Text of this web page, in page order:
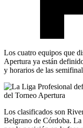
Los cuatro equipos que
Apertura ya están
y horarios de las
Los clasificados son
Belgrano de Córdoba. La